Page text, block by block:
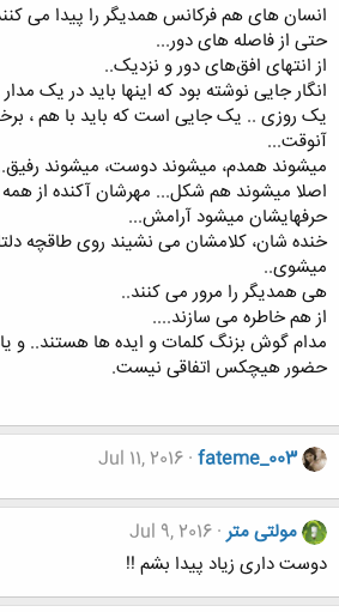
انسان های هم فرکانس همدیگر را پیدا می
حتی از فاصله های دور...
از انتهای افق‌های دور و نزدیک..
انگار جایی نوشته بود که اینها باید در یک
یک روزی .. یک جایی است که باید با هم ،
آنوقت...
میشوند همدم، میشوند دوست، میشوند
اصلا میشوند هم شکل... مهرشان آکنده از
حرفهایشان میشود آرامش...
خنده شان، کلامشان می نشیند روی طاقچه
میشوی..
هی همدیگر را مرور می کنند..
از هم خاطره می سازند....
مدام گوش بزنگ کلمات و ایده ها هستند.. و
حضور هیچکس اتفاقی نیست.
fateme_003
Jul 11, 2016
مولتی متر Jul 9, 2016
دوست داری زیاد پیدا بشم !!